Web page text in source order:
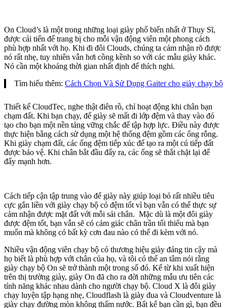
On Cloud’s là một trong những loại giày phổ biến nhất ở Thụy Sĩ,
được cải tiến để trang bị cho mỗi vận động viên một phong cách
phù hợp nhất với họ. Khi đi đôi Clouds, chúng ta cảm nhận rõ được
nó rất nhẹ, tuy nhiên vẫn hơi cồng kềnh so với các mẫu giày khác.
Nó cần một khoảng thời gian nhất định để thích nghi.
Tìm hiểu thêm: Cách Chọn Và Sử Dụng Gaiter cho giày chạy bộ
Thiết kế CloudTec, nghe thật điên rồ, chỉ hoạt động khi chân bạn
chạm đất. Khi bạn chạy, đế giày sẽ mất đi lớp đệm và thay vào đó
tạo cho bạn một nền tảng vững chắc để tập hợp lực. Điều này được
thực hiện bằng cách sử dụng một hệ thống đệm gồm các ống rỗng.
Khi giày chạm đất, các ống đệm tiếp xúc để tạo ra một cú tiếp đất
được bảo vệ. Khi chân bắt đầu đẩy ra, các ống sẽ thắt chặt lại để
đẩy mạnh hơn.
Cách tiếp cận tập trung vào đế giày này giúp loại bỏ rất nhiều tiêu
cực gắn liền với giày chạy bộ có đệm tốt vì bạn vẫn có thể thực sự
cảm nhận được mặt đất với mỗi sải chân. Mặc dù là một đôi giày
được đệm tốt, bạn vẫn sẽ có cảm giác chân trần tối thiểu mà bạn
muốn mà không có bất kỳ cơn đau nào có thể đi kèm với nó.
Nhiều vận động viên chạy bộ có thương hiệu giày đáng tin cậy mà
họ biết là phù hợp với chân của họ, và tôi có thể an tâm nói rằng
giày chạy bộ On sẽ trở thành một trong số đó. Kể từ khi xuất hiện
trên thị trường giày, giày On đã cho ra đời những mẫu ưu tiên các
tính năng khác nhau dành cho người chạy bộ. Cloud X là đôi giày
chạy luyện tập hạng nhẹ, Cloudflash là giày đua và Cloudventure là
giày chạy đường mòn không thấm nước. Bất kể bạn cần gì, bạn đều